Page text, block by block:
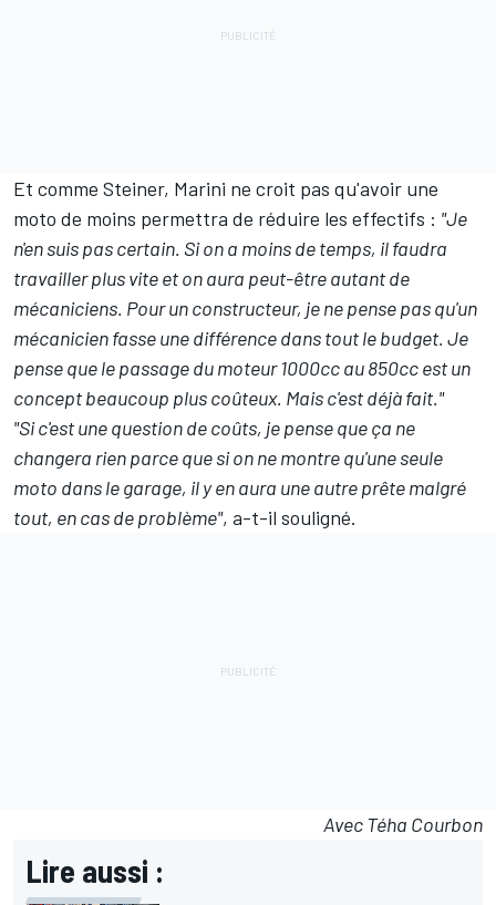
Et comme Steiner, Marini ne croit pas qu'avoir une
moto de moins permettra de réduire les effectifs : "Je
n'en suis pas certain. Si on a moins de temps, il faudra
travailler plus vite et on aura peut-être autant de
mécaniciens. Pour un constructeur, je ne pense pas qu'un
mécanicien fasse une différence dans tout le budget. Je
pense que le passage du moteur 1000cc au 850cc est un
concept beaucoup plus coûteux. Mais c'est déjà fait."
"Si c'est une question de coûts, je pense que ça ne
changera rien parce que si on ne montre qu'une seule
moto dans le garage, il y en aura une autre prête malgré
tout, en cas de problème", a-t-il souligné.
Avec Téha Courbon
Lire aussi :